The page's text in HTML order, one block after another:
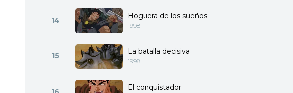
14 Hoguera de los sueños
1998
15 La batalla decisiva
1998
El conquistador